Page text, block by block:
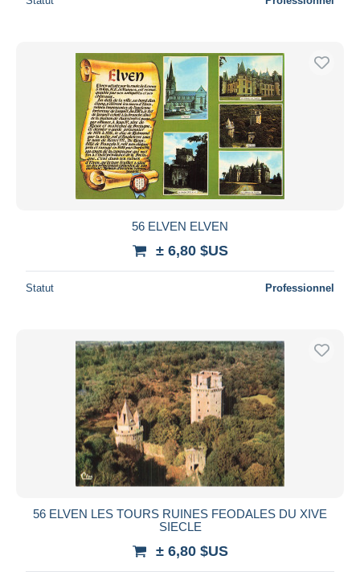
56 ELVEN ELVEN
± 6,80 $US
Statut Professionnel
56 ELVEN LES TOURS RUINES FEODALES DU XIVE
SIECLE
± 6,80 $US